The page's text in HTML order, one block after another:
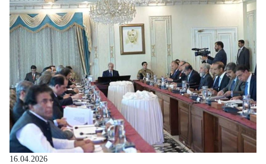
16.04.2026